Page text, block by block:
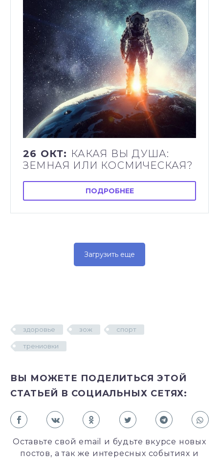
26 ОКТ: КАКАЯ ВЫ ДУША:
ЗЕМНАЯ ИЛИ КОСМИЧЕСКАЯ?
ПОДРОБНЕЕ
Загрузить еще
здоровье зож спорт
трениовки
ВЫ МОЖЕТЕ ПОДЕЛИТЬСЯ ЭТОЙ
СТАТЬЕЙ В СОЦИАЛЬНЫХ СЕТЯХ:
Оставьте свой email и будьте вкурсе новых
постов, а так же интересных событиях и